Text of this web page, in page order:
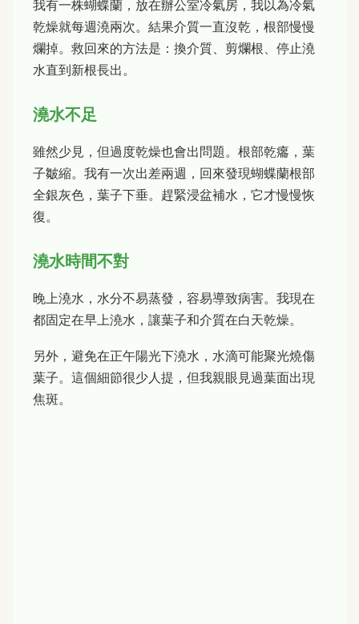
我有一株蝴蝶蘭，放在辦公室冷氣房，我以為冷氣
乾燥就每週澆兩次。結果介質一直沒乾，根部慢慢
爛掉。救回來的方法是：換介質、剪爛根、停止澆
水直到新根長出。
澆水不足
雖然少見，但過度乾燥也會出問題。根部乾癟，葉
子皺縮。我有一次出差兩週，回來發現蝴蝶蘭根部
全銀灰色，葉子下垂。趕緊浸盆補水，它才慢慢恢
復。
澆水時間不對
晚上澆水，水分不易蒸發，容易導致病害。我現在
都固定在早上澆水，讓葉子和介質在白天乾燥。
另外，避免在正午陽光下澆水，水滴可能聚光燒傷
葉子。這個細節很少人提，但我親眼見過葉面出現
焦斑。